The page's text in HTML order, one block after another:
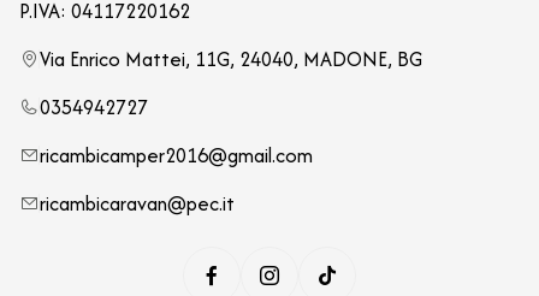
P.IVA: 04117220162
Via Enrico Mattei, 11G, 24040, MADONE, BG
0354942727
ricambicamper2016@gmail.com
ricambicaravan@pec.it